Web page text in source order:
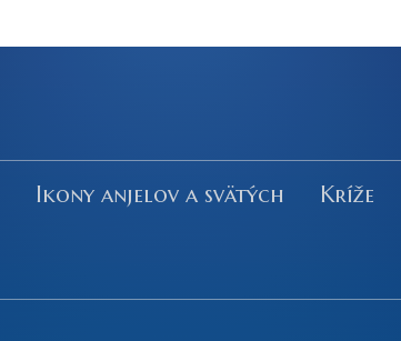
Ikony anjelov a svätých Kríže